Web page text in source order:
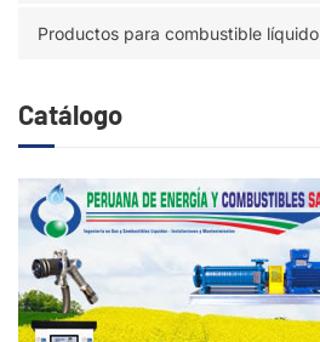
Productos para combustible líquido
Catálogo